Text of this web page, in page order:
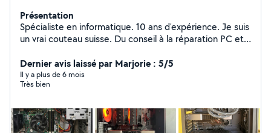
Présentation
Spécialiste en informatique. 10 ans d'expérience. Je suis
un vrai couteau suisse. Du conseil à la réparation PC et
efficacité, et un travail propre ! PS : Photo de
couverture générée par IA
Dernier avis laissé par Marjorie : 5/5
Il y a plus de 6 mois
Très bien